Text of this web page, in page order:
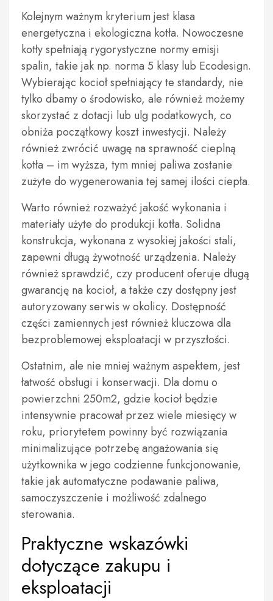
Kolejnym ważnym kryterium jest klasa
energetyczna i ekologiczna kotła. Nowoczesne
kotły spełniają rygorystyczne normy emisji
spalin, takie jak np. norma 5 klasy lub Ecodesign.
Wybierając kocioł spełniający te standardy, nie
tylko dbamy o środowisko, ale również możemy
skorzystać z dotacji lub ulg podatkowych, co
obniża początkowy koszt inwestycji. Należy
również zwrócić uwagę na sprawność cieplną
kotła – im wyższa, tym mniej paliwa zostanie
zużyte do wygenerowania tej samej ilości ciepła.
Warto również rozważyć jakość wykonania i
materiały użyte do produkcji kotła. Solidna
konstrukcja, wykonana z wysokiej jakości stali,
zapewni długą żywotność urządzenia. Należy
również sprawdzić, czy producent oferuje długą
gwarancję na kocioł, a także czy dostępny jest
autoryzowany serwis w okolicy. Dostępność
części zamiennych jest również kluczowa dla
bezproblemowej eksploatacji w przyszłości.
Ostatnim, ale nie mniej ważnym aspektem, jest
łatwość obsługi i konserwacji. Dla domu o
powierzchni 250m2, gdzie kocioł będzie
intensywnie pracował przez wiele miesięcy w
roku, priorytetem powinny być rozwiązania
minimalizujące potrzebę angażowania się
użytkownika w jego codzienne funkcjonowanie,
takie jak automatyczne podawanie paliwa,
samoczyszczenie i możliwość zdalnego
sterowania.
Praktyczne wskazówki
dotyczące zakupu i
eksploatacji